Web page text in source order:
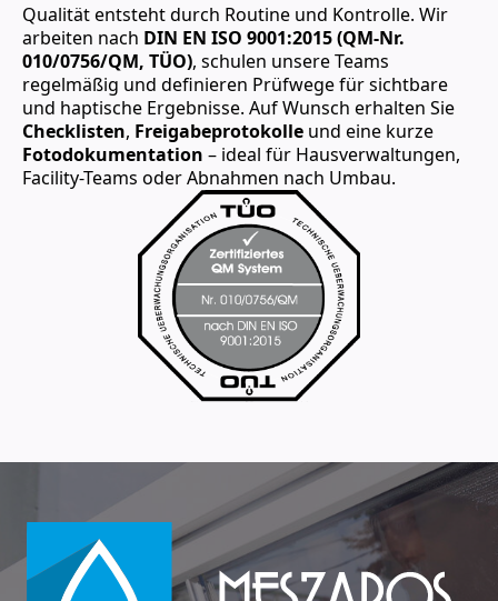
Qualität entsteht durch Routine und Kontrolle. Wir
arbeiten nach DIN EN ISO 9001:2015 (QM-Nr.
010/0756/QM, TÜO), schulen unsere Teams
regelmäßig und definieren Prüfwege für sichtbare
und haptische Ergebnisse. Auf Wunsch erhalten Sie
Checklisten, Freigabeprotokolle und eine kurze
Fotodokumentation – ideal für Hausverwaltungen,
Facility-Teams oder Abnahmen nach Umbau.